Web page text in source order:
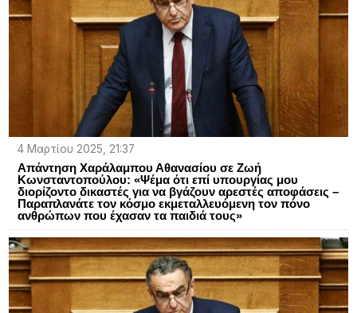
4 Μαρτίου 2025, 21:37
Απάντηση Χαράλαμπου Αθανασίου σε Ζωή
Κωνσταντοπούλου: «Ψέμα ότι επί υπουργίας μου
διορίζοντο δικαστές για να βγάζουν αρεστές αποφάσεις –
Παραπλανάτε τον κόσμο εκμεταλλευόμενη τον πόνο
ανθρώπων που έχασαν τα παιδιά τους»